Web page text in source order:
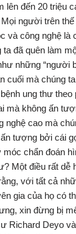
lên đến 20 triệu
người trên
và công nghệ là
ta đã quên làm
những “người
cuối mà chúng
ung thư
mà không ấn
nghệ cao mà
tượng bởi cái
chẩn đoán
Một điều rất dễ
với tất cả
gia của họ có
xin đừng bị
Richard Deyo